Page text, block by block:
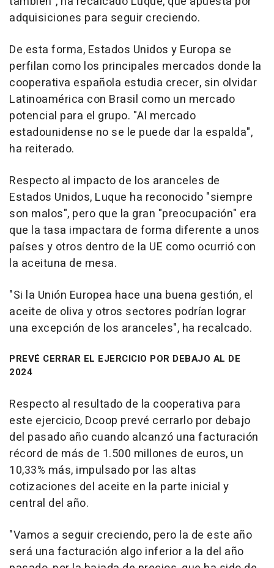
adquisiciones para seguir creciendo.
De esta forma, Estados Unidos y Europa se
perfilan como los principales mercados donde la
cooperativa española estudia crecer, sin olvidar
Latinoamérica con Brasil como un mercado
potencial para el grupo. "Al mercado
estadounidense no se le puede dar la espalda",
ha reiterado.
Respecto al impacto de los aranceles de
Estados Unidos, Luque ha reconocido "siempre
son malos", pero que la gran "preocupación" era
que la tasa impactara de forma diferente a unos
países y otros dentro de la UE como ocurrió con
la aceituna de mesa.
"Si la Unión Europea hace una buena gestión, el
aceite de oliva y otros sectores podrían lograr
una excepción de los aranceles", ha recalcado.
PREVÉ CERRAR EL EJERCICIO POR DEBAJO AL DE
2024
Respecto al resultado de la cooperativa para
este ejercicio, Dcoop prevé cerrarlo por debajo
del pasado año cuando alcanzó una facturación
récord de más de 1.500 millones de euros, un
10,33% más, impulsado por las altas
cotizaciones del aceite en la parte inicial y
central del año.
"Vamos a seguir creciendo, pero la de este año
será una facturación algo inferior a la del año